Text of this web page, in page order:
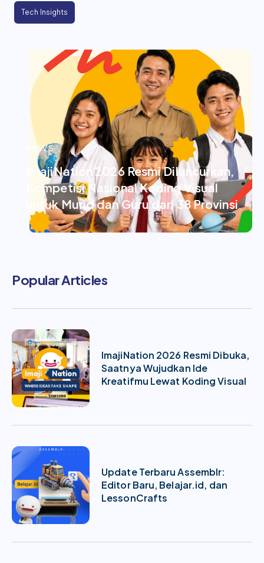
Tech Insights
NEWS
ImajiNation 2026 Resmi Diluncurkan,
Kompetisi Nasional Koding Visual
untuk Murid dan Guru dari 38 Provinsi
Popular Articles
ImajiNation 2026 Resmi Dibuka,
Saatnya Wujudkan Ide
Kreatifmu Lewat Koding Visual
Update Terbaru Assemblr:
Editor Baru, Belajar.id, dan
LessonCrafts